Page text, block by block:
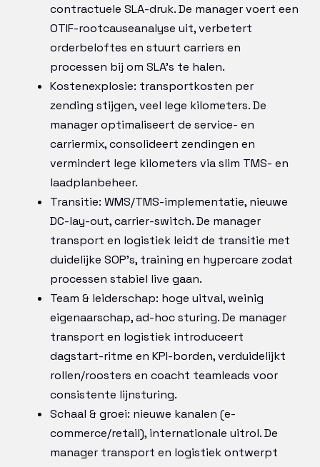
contractuele SLA-druk. De manager voert een
OTIF-rootcauseanalyse uit, verbetert
orderbeloftes en stuurt carriers en
processen bij om SLA’s te halen.
Kostenexplosie: transportkosten per
zending stijgen, veel lege kilometers. De
manager optimaliseert de service- en
carriermix, consolideert zendingen en
vermindert lege kilometers via slim TMS- en
laadplanbeheer.
Transitie: WMS/TMS-implementatie, nieuwe
DC-lay-out, carrier-switch. De manager
transport en logistiek leidt de transitie met
duidelijke SOP’s, training en hypercare zodat
processen stabiel live gaan.
Team & leiderschap: hoge uitval, weinig
eigenaarschap, ad-hoc sturing. De manager
transport en logistiek introduceert
dagstart-ritme en KPI-borden, verduidelijkt
rollen/roosters en coacht teamleads voor
consistente lijnsturing.
Schaal & groei: nieuwe kanalen (e-
commerce/retail), internationale uitrol. De
manager transport en logistiek ontwerpt